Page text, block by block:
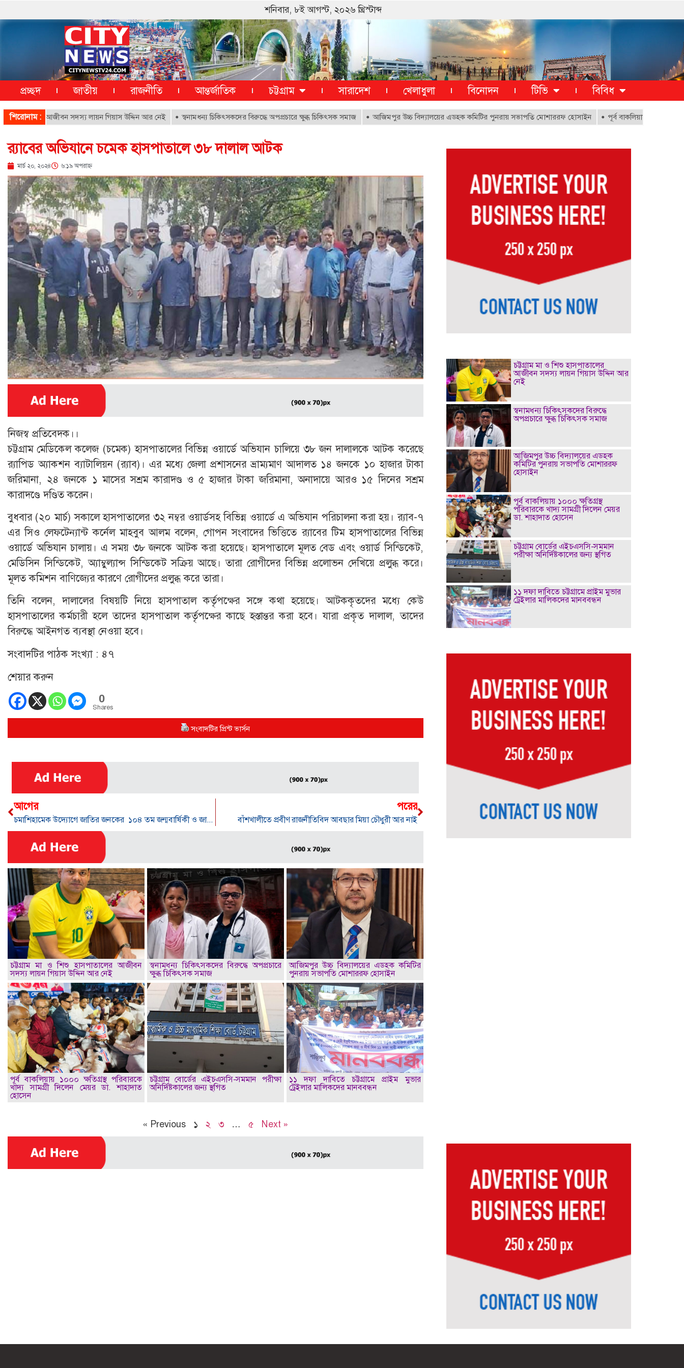
শনিবার, ৮ই আগস্ট, ২০২৬ খ্রিস্টাব্দ
প্রচ্ছদ জাতীয় রাজনীতি আন্তর্জাতিক চট্টগ্রাম সারাদেশ খেলাধুলা বিনোদন টিভি বিবিধ
শিরোনাম :আজীবন সদস্য লায়ন গিয়াস উদ্দিন আর নেই স্বনামধন্য চিকিৎসকদের বিরুদ্ধে অপপ্রচারে ক্ষুব্ধ চিকিৎসক সমাজ আজিমপুর উচ্চ বিদ্যালয়ের এডহক কমিটির পুনরায় সভাপতি মোশাররফ হোসাইন পূর্ব বাকলিয়ায় ১০০০ ক্ষতিগ্রস্থ
র‌্যাবের অভিযানে চমেক হাসপাতালে ৩৮ দালাল আটক
মার্চ ২০, ২০২৪ ৬:১৯ অপরাহ্ণ
নিজস্ব প্রতিবেদক।।
চট্টগ্রাম মেডিকেল কলেজ (চমেক) হাসপাতালের বিভিন্ন ওয়ার্ডে অভিযান চালিয়ে ৩৮ জন দালালকে আটক করেছে
র‌্যাপিড অ্যাকশন ব্যাটালিয়ন (র‌্যাব)। এর মধ্যে জেলা প্রশাসনের ভ্রাম্যমাণ আদালত ১৪ জনকে ১০ হাজার টাকা
জরিমানা, ২৪ জনকে ১ মাসের সশ্রম কারাদণ্ড ও ৫ হাজার টাকা জরিমানা, অনাদায়ে আরও ১৫ দিনের সশ্রম
কারাদণ্ডে দণ্ডিত করেন।
বুধবার (২০ মার্চ) সকালে হাসপাতালের ৩২ নম্বর ওয়ার্ডসহ বিভিন্ন ওয়ার্ডে এ অভিযান পরিচালনা করা হয়। র‌্যাব-৭
এর সিও লেফটেন্যান্ট কর্নেল মাহবুব আলম বলেন, গোপন সংবাদের ভিত্তিতে র‌্যাবের টিম হাসপাতালের বিভিন্ন
ওয়ার্ডে অভিযান চালায়। এ সময় ৩৮ জনকে আটক করা হয়েছে। হাসপাতালে মূলত বেড এবং ওয়ার্ড সিন্ডিকেট,
মেডিসিন সিন্ডিকেট, অ্যাম্বুল্যান্স সিন্ডিকেট সক্রিয় আছে। তারা রোগীদের বিভিন্ন প্রলোভন দেখিয়ে প্রলুব্ধ করে।
মূলত কমিশন বাণিজ্যের কারণে রোগীদের প্রলুব্ধ করে তারা।
তিনি বলেন, দালালের বিষয়টি নিয়ে হাসপাতাল কর্তৃপক্ষের সঙ্গে কথা হয়েছে। আটককৃতদের মধ্যে কেউ
হাসপাতালের কর্মচারী হলে তাদের হাসপাতাল কর্তৃপক্ষের কাছে হস্তান্তর করা হবে। যারা প্রকৃত দালাল, তাদের
বিরুদ্ধে আইনগত ব্যবস্থা নেওয়া হবে।
সংবাদটির পাঠক সংখ্যা : ৪৭
শেয়ার করুন
0
Shares
সংবাদটির প্রিন্ট ভার্সন
আগের
চমাশিহামেক উদ্যোগে জাতির জনকের ১০৪ তম জন্মবার্ষিকী ও জাতীয় শিশু দিবস- পালন
পরের
বাঁশখালীতে প্রবীণ রাজনীতিবিদ আবছার মিয়া চৌধুরী আর নাই
চট্টগ্রাম মা ও শিশু হাসপাতালের আজীবন
সদস্য লায়ন গিয়াস উদ্দিন আর নেই
স্বনামধন্য চিকিৎসকদের বিরুদ্ধে অপপ্রচারে
ক্ষুব্ধ চিকিৎসক সমাজ
আজিমপুর উচ্চ বিদ্যালয়ের এডহক কমিটির
পুনরায় সভাপতি মোশাররফ হোসাইন
পূর্ব বাকলিয়ায় ১০০০ ক্ষতিগ্রস্থ পরিবারকে
খাদ্য সামগ্রী দিলেন মেয়র ডা. শাহাদাত
হোসেন
চট্টগ্রাম বোর্ডের এইচএসসি-সমমান পরীক্ষা
অনির্দিষ্টকালের জন্য স্থগিত
১১ দফা দাবিতে চট্টগ্রামে প্রাইম মুভার
ট্রেইলার মালিকদের মানববন্ধন
« Previous ১ ২ ৩ … ৫ Next »
চট্টগ্রাম মা ও শিশু হাসপাতালের
আজীবন সদস্য লায়ন গিয়াস উদ্দিন আর
নেই
স্বনামধন্য চিকিৎসকদের বিরুদ্ধে
অপপ্রচারে ক্ষুব্ধ চিকিৎসক সমাজ
আজিমপুর উচ্চ বিদ্যালয়ের এডহক
কমিটির পুনরায় সভাপতি মোশাররফ
হোসাইন
পূর্ব বাকলিয়ায় ১০০০ ক্ষতিগ্রস্থ
পরিবারকে খাদ্য সামগ্রী দিলেন মেয়র
ডা. শাহাদাত হোসেন
চট্টগ্রাম বোর্ডের এইচএসসি-সমমান
পরীক্ষা অনির্দিষ্টকালের জন্য স্থগিত
১১ দফা দাবিতে চট্টগ্রামে প্রাইম মুভার
ট্রেইলার মালিকদের মানববন্ধন